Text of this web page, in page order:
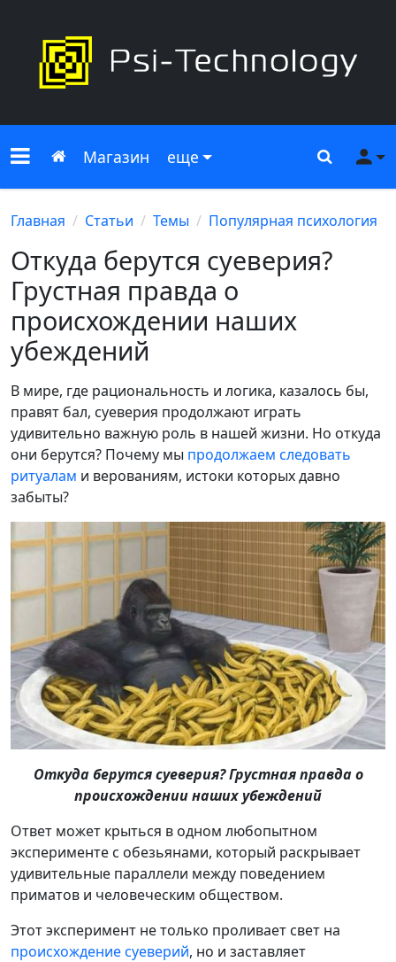
Меню сайта
Главная
Магазин еще Поиск
Главная Статьи Темы Популярная психология
Откуда берутся суеверия?
Грустная правда о
происхождении наших
убеждений
В мире, где рациональность и логика, казалось бы,
правят бал, суеверия продолжают играть
удивительно важную роль в нашей жизни. Но откуда
они берутся? Почему мы продолжаем следовать
ритуалам и верованиям, истоки которых давно
забыты?
Откуда берутся суеверия? Грустная правда о
происхождении наших убеждений
Ответ может крыться в одном любопытном
эксперименте с обезьянами, который раскрывает
удивительные параллели между поведением
приматов и человеческим обществом.
Этот эксперимент не только проливает свет на
происхождение суеверий, но и заставляет